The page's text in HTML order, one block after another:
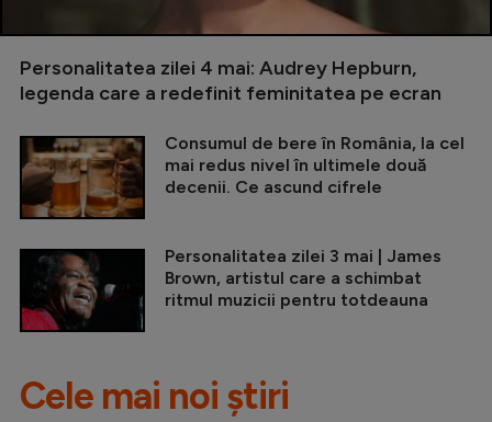
Personalitatea zilei 4 mai: Audrey Hepburn,
legenda care a redefinit feminitatea pe ecran
Consumul de bere în România, la cel
mai redus nivel în ultimele două
decenii. Ce ascund cifrele
Personalitatea zilei 3 mai | James
Brown, artistul care a schimbat
ritmul muzicii pentru totdeauna
Cele mai noi știri